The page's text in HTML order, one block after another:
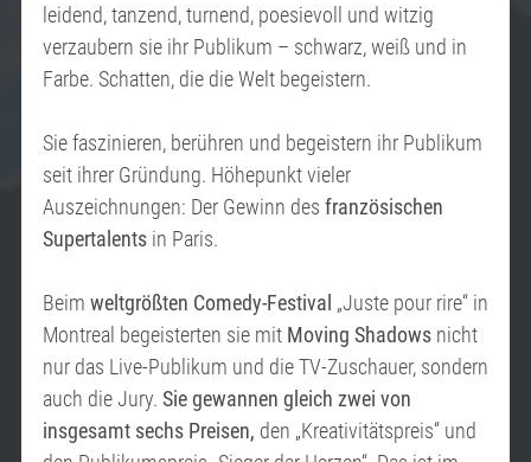
leidend, tanzend, turnend, poesievoll und witzig
verzaubern sie ihr Publikum – schwarz, weiß und in
Farbe. Schatten, die die Welt begeistern.
Sie faszinieren, berühren und begeistern ihr Publikum
seit ihrer Gründung. Höhepunkt vieler
Auszeichnungen: Der Gewinn des französischen
Supertalents in Paris.
Beim weltgrößten Comedy-Festival „Juste pour rire“ in
Montreal begeisterten sie mit Moving Shadows nicht
nur das Live-Publikum und die TV-Zuschauer, sondern
auch die Jury. Sie gewannen gleich zwei von
insgesamt sechs Preisen, den „Kreativitätspreis“ und